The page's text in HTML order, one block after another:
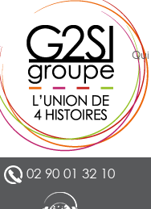
Qui
02 90 01 32 10